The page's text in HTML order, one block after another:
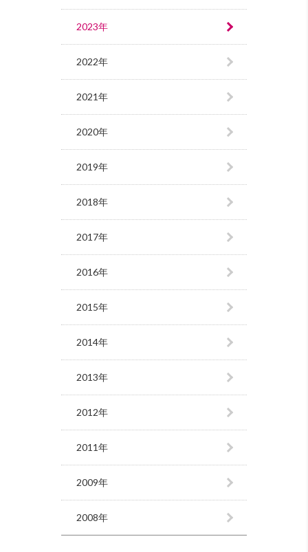
2023年
2022年
2021年
2020年
2019年
2018年
2017年
2016年
2015年
2014年
2013年
2012年
2011年
2009年
2008年